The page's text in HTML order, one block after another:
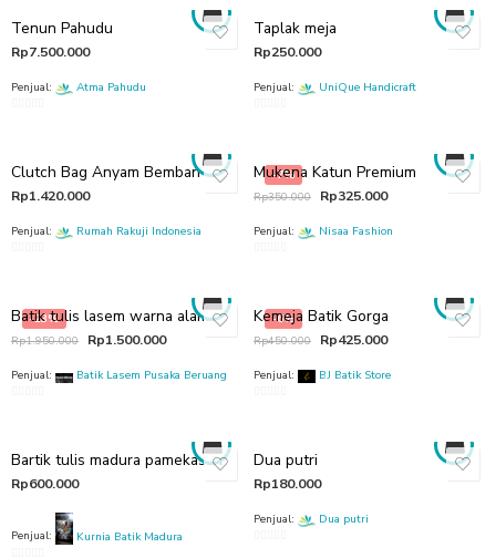
Tenun Pahudu
Rp7.500.000
Penjual: Atma Pahudu
5
Taplak meja
Rp250.000
Penjual: UniQue Handicraft
5
Clutch Bag Anyam Bemban
Rp1.420.000
Penjual: Rumah Rakuji Indonesia
5
-7%
Mukena Katun Premium
Rp350.000 Rp325.000
Penjual: Nisaa Fashion
5
-23%
Batik tulis lasem warna alam
Rp1.950.000 Rp1.500.000
Penjual: Batik Lasem Pusaka Beruang
5
-6%
Kemeja Batik Gorga
Rp450.000 Rp425.000
Penjual: BJ Batik Store
5
Bartik tulis madura pamekasan
Rp600.000
Penjual: Kurnia Batik Madura
Dua putri
Rp180.000
Penjual: Dua putri